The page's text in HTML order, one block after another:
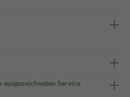
Service